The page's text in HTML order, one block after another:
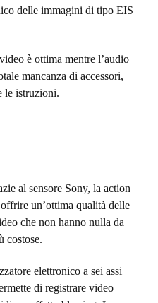
delle immagini di tipo EIS
è ottima mentre l’audio
mancanza di accessori,
le istruzioni.
al sensore Sony, la action
un’ottima qualità delle
che non hanno nulla da
costose.
elettronico a sei assi
di registrare video